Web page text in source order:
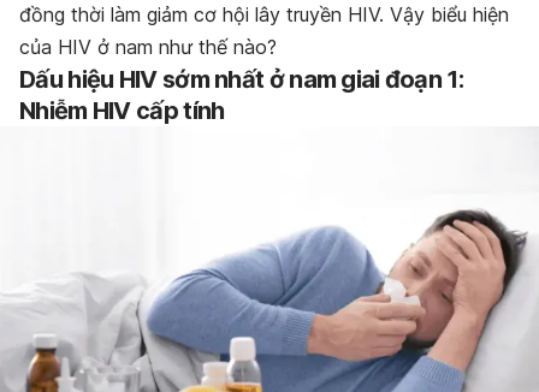
đồng thời làm giảm cơ hội lây truyền HIV. Vậy biểu hiện
của HIV ở nam như thế nào?
Dấu hiệu HIV sớm nhất ở nam giai đoạn 1:
Nhiễm HIV cấp tính